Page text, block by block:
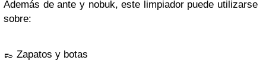
Además de ante y nobuk, este limpiador puede utilizarse
sobre:
👞 Zapatos y botas